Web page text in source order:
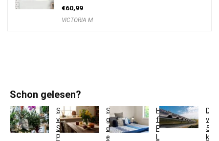
€60,99
VICTORIA M
Schon gelesen?
So
verwandeln
Sie
Pflanzgefäße
So
gestaltest
du
ein
Hotelbettwäsche
für
Privatkunden:
Luxus
5